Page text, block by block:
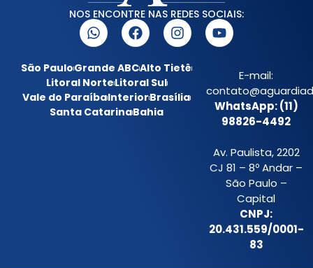
NOS ENCONTRE NAS REDES SOCIAIS:
São PauloGrande ABCAlto Tietê
Litoral NorteLitoral Sul
Vale do ParaíbaInteriorBrasília
Santa CatarinaBahia
E-mail:
WhatsApp: (11)
98826-4492
Av. Paulista, 2202
CJ 81 – 8º Andar –
São Paulo –
Capital
CNPJ:
20.431.559/0001-
83